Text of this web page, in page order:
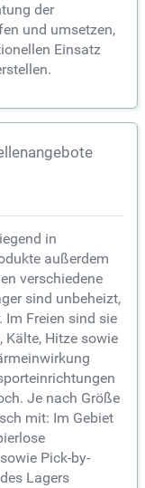
der
und umsetzen,
Einsatz
in
außerdem
verschiedene
sind unbeheizt,
Freien sind sie
Kälte, Hitze sowie
Je nach Größe
mit: Im Gebiet
Pick-by-
Lagers